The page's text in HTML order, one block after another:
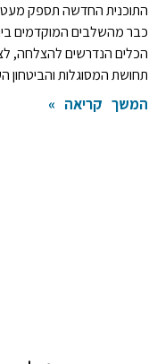
התוכנית החדשה תספק
כבר מהשלבים המוקדמים
הכלים הנדרשים להצלחה,
תחושת המסוגלות והביטחון
המשך קריאה »